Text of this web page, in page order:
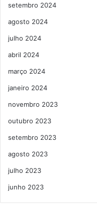
setembro 2024
agosto 2024
julho 2024
abril 2024
março 2024
janeiro 2024
novembro 2023
outubro 2023
setembro 2023
agosto 2023
julho 2023
junho 2023